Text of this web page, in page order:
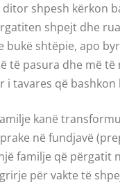
shpesh kërkon
shpejt dhe
bukë shtëpie, apo
të pasura dhe më
i tavares që
kanë
në fundjavë
familje që përgatit
për vakte të